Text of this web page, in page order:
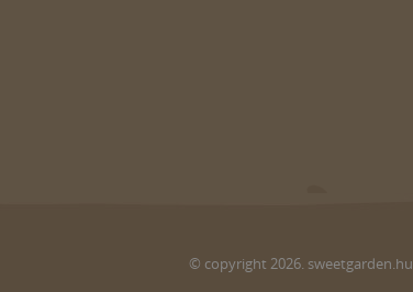
© copyright 2026. sweetgarden.hu